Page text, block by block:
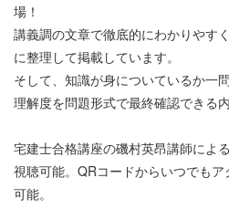
場！
講義調の文章で徹底的にわかりやす
に整理して掲載しています。
そして、知識が身についているか一
理解度を問題形式で最終確認できる内
宅建士合格講座の磯村英昂講師によ
視聴可能。QRコードからいつでも
可能。